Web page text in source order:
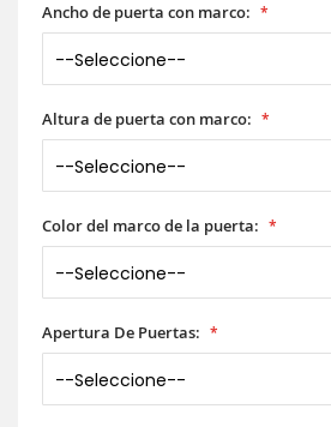
Ancho de puerta con marco:
Altura de puerta con marco:
Color del marco de la puerta:
Apertura De Puertas: